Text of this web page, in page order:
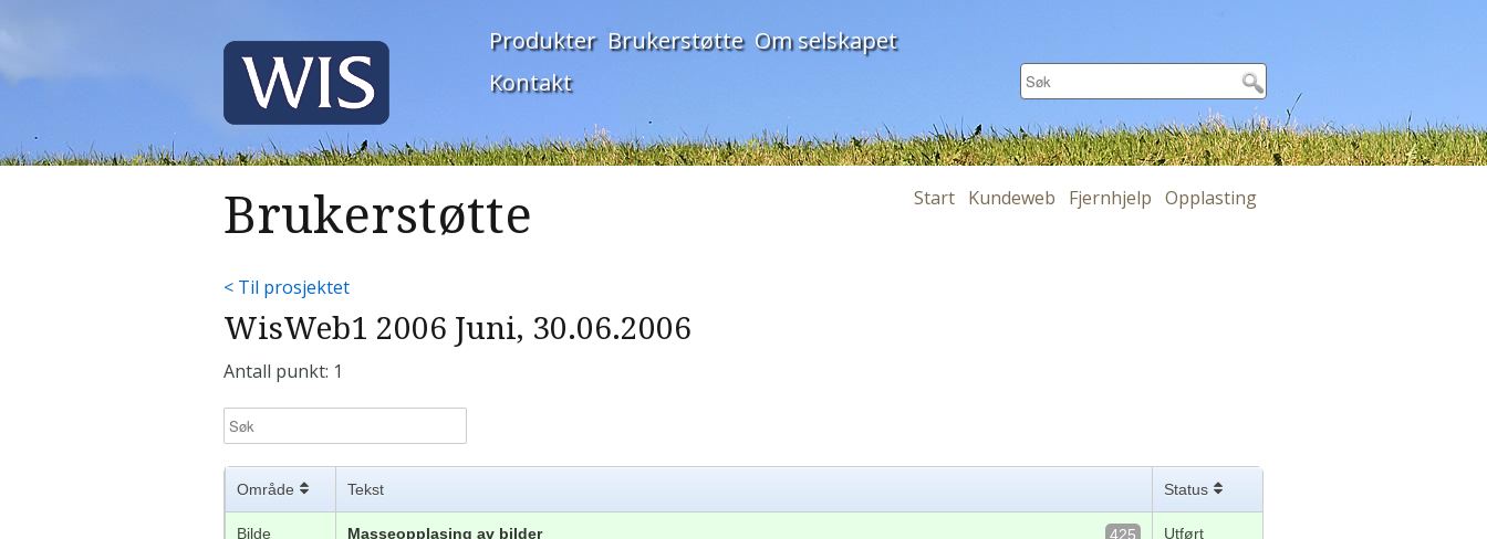
Produkter Brukerstøtte Om selskapet
Kontakt
Brukerstøtte Start Kundeweb Fjernhjelp Opplasting
< Til prosjektet
WisWeb1 2006 Juni, 30.06.2006
Antall punkt: 1
Område Tekst Status
Bilde 425
Masseopplasing av bilder
Utført